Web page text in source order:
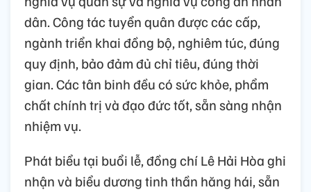
dân. Công tác tuyển quân được các cấp,
ngành triển khai đồng bộ, nghiêm túc, đúng
quy định, bảo đảm đủ chỉ tiêu, đúng thời
gian. Các tân binh đều có sức khỏe, phẩm
chất chính trị và đạo đức tốt, sẵn sàng nhận
nhiệm vụ.
Phát biểu tại buổi lễ, đồng chí Lê Hải Hòa ghi
nhận và biểu dương tinh thần hăng hái, sẵn